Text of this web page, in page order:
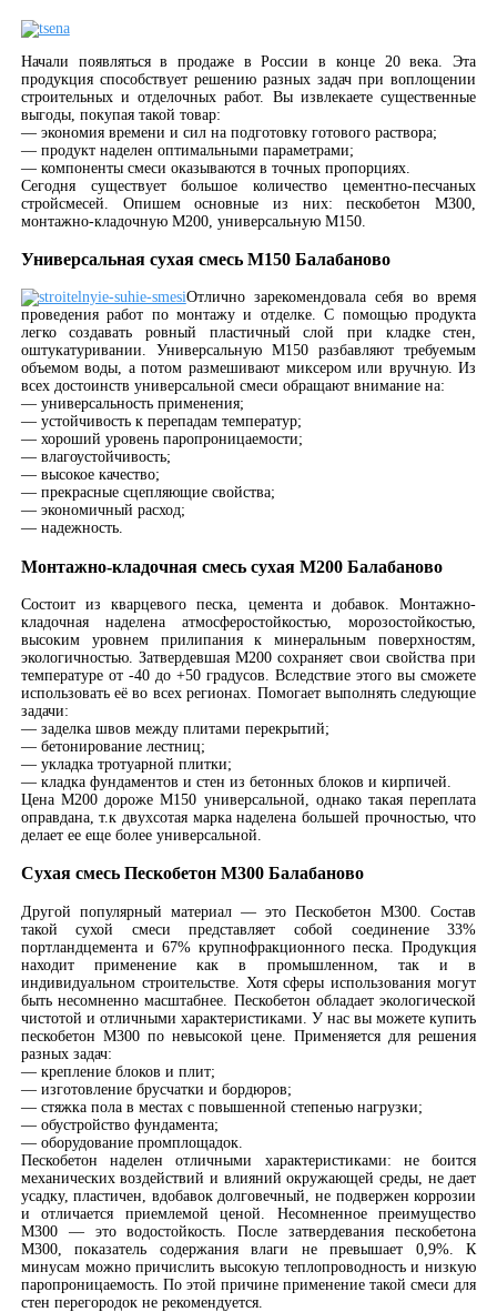
Начали появляться в продаже в России в конце 20 века. Эта
продукция способствует решению разных задач при воплощении
строительных и отделочных работ. Вы извлекаете существенные
выгоды, покупая такой товар:
— экономия времени и сил на подготовку готового раствора;
— продукт наделен оптимальными параметрами;
— компоненты смеси оказываются в точных пропорциях.
Сегодня существует большое количество цементно-песчаных
стройсмесей. Опишем основные из них: пескобетон М300,
монтажно-кладочную М200, универсальную М150.
Универсальная сухая смесь М150 Балабаново
Отлично зарекомендовала себя во время
проведения работ по монтажу и отделке. С помощью продукта
легко создавать ровный пластичный слой при кладке стен,
оштукатуривании. Универсальную М150 разбавляют требуемым
объемом воды, а потом размешивают миксером или вручную. Из
всех достоинств универсальной смеси обращают внимание на:
— универсальность применения;
— устойчивость к перепадам температур;
— хороший уровень паропроницаемости;
— влагоустойчивость;
— высокое качество;
— прекрасные сцепляющие свойства;
— экономичный расход;
— надежность.
Монтажно-кладочная смесь сухая М200 Балабаново
Состоит из кварцевого песка, цемента и добавок. Монтажно-
кладочная наделена атмосферостойкостью, морозостойкостью,
высоким уровнем прилипания к минеральным поверхностям,
экологичностью. Затвердевшая М200 сохраняет свои свойства при
температуре от -40 до +50 градусов. Вследствие этого вы сможете
использовать её во всех регионах. Помогает выполнять следующие
задачи:
— заделка швов между плитами перекрытий;
— бетонирование лестниц;
— укладка тротуарной плитки;
— кладка фундаментов и стен из бетонных блоков и кирпичей.
Цена М200 дороже М150 универсальной, однако такая переплата
оправдана, т.к двухсотая марка наделена большей прочностью, что
делает ее еще более универсальной.
Сухая смесь Пескобетон М300 Балабаново
Другой популярный материал — это Пескобетон М300. Состав
такой сухой смеси представляет собой соединение 33%
портландцемента и 67% крупнофракционного песка. Продукция
находит применение как в промышленном, так и в
индивидуальном строительстве. Хотя сферы использования могут
быть несомненно масштабнее. Пескобетон обладает экологической
чистотой и отличными характеристиками. У нас вы можете купить
пескобетон М300 по невысокой цене. Применяется для решения
разных задач:
— крепление блоков и плит;
— изготовление брусчатки и бордюров;
— стяжка пола в местах с повышенной степенью нагрузки;
— обустройство фундамента;
— оборудование промплощадок.
Пескобетон наделен отличными характеристиками: не боится
механических воздействий и влияний окружающей среды, не дает
усадку, пластичен, вдобавок долговечный, не подвержен коррозии
и отличается приемлемой ценой. Несомненное преимущество
М300 — это водостойкость. После затвердевания пескобетона
М300, показатель содержания влаги не превышает 0,9%. К
минусам можно причислить высокую теплопроводность и низкую
паропроницаемость. По этой причине применение такой смеси для
стен перегородок не рекомендуется.